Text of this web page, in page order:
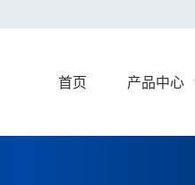
首页 产品中心